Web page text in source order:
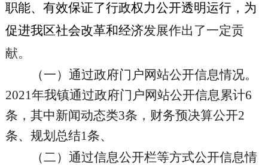
职能、有效保证了行政权力公开透明运行，为
促进我区社会改革和经济发展作出了一定贡
献。
（一） 通过政府门户网站公开信息情况。
2021年我镇通过政府门户网站公开信息累计6
条，其中新闻动态类3条， 财务预决算公开2
条、 规划总结1条、
（二） 通过信息公开栏等方式公开信息情